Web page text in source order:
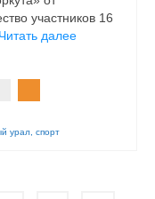
участников 16
Читать далее
урал спорт